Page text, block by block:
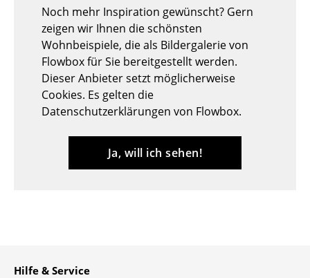
Sitzsäcke
Gartenstühle
Kinderstühle
Schaukelstühle
Bürodrehstühle
Konferenzstühle
Noch mehr Inspiration gewünscht? Gern
zeigen wir Ihnen die schönsten
Wohnbeispiele, die als Bildergalerie von
Flowbox für Sie bereitgestellt werden.
Dieser Anbieter setzt möglicherweise
Cookies. Es gelten die
Datenschutzerklärungen von Flowbox.
Ja, will ich sehen!
Hilfe & Service